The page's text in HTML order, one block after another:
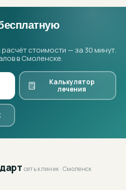
стоимости — за 30 минут.
в Смоленске.
Калькулятор
лечения
сеть клиник · Смоленск